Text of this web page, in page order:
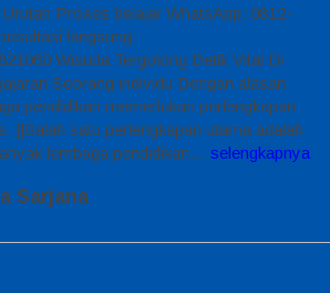
Proses belajar WhatsApp: 0812-
langsung:
Wisuda Tergolong Detik Vital Di
Seorang individu Dengan alasan
pendidikan memerlukan perlengkapan
||Salah satu perlengkapan utama adalah
lembaga pendidikan… selengkapnya
Sarjana